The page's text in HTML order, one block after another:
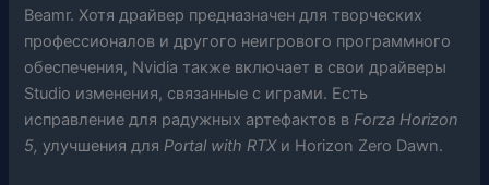
Beamr. Хотя драйвер предназначен для творческих
профессионалов и другого неигрового программного
обеспечения, Nvidia также включает в свои драйверы
Studio изменения, связанные с играми. Есть
исправление для радужных артефактов в Forza Horizon
5, улучшения для Portal with RTXи Horizon Zero Dawn.